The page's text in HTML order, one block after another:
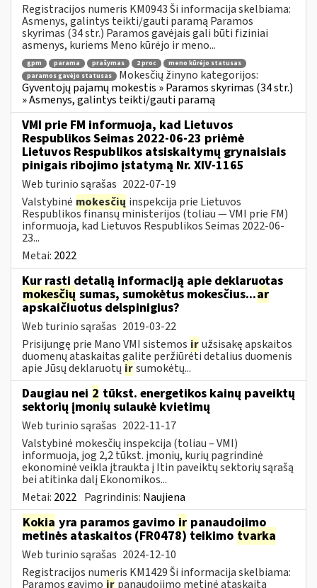
Registracijos numeris KM0943 Ši informacija skelbiama:
Asmenys, galintys teikti/gauti paramą Paramos
skyrimas (34 str.) Paramos gavėjais gali būti fiziniai
asmenys, kuriems Meno kūrėjo ir meno...
gpm parama prašymas 2 proc
meno kūrėjo statusas
paramos gavėjo statusas
Mokesčių žinyno kategorijos:
Gyventojų pajamų mokestis » Paramos skyrimas (34 str.)
» Asmenys, galintys teikti/gauti paramą
VMI prie FM informuoja, kad Lietuvos
Respublikos Seimas 2022-06-23 priėmė
Lietuvos Respublikos atsiskaitymų grynaisiais
pinigais ribojimo įstatymą Nr. XIV-1165
Web turinio sąrašas 2022-07-19
Valstybinė mokesčių inspekcija prie Lietuvos
Respublikos finansų ministerijos (toliau — VMI prie FM)
informuoja, kad Lietuvos Respublikos Seimas 2022-06-
23...
Metai: 2022
Kur rasti detalią informaciją apie deklaruotas
mokesčių sumas, sumokėtus mokesčius...ar
apskaičiuotus delspinigius?
Web turinio sąrašas 2019-03-22
Prisijungę prie Mano VMI sistemos iružsisakę apskaitos
duomenų ataskaitas galite peržiūrėti detalius duomenis
apie Jūsų deklaruotų irsumokėtų...
Daugiau nei 2 tūkst. energetikos kainų paveiktų
sektorių įmonių sulaukė kvietimų
Web turinio sąrašas 2022-11-17
Valstybinė mokesčių inspekcija (toliau – VMI)
informuoja, jog 2,2 tūkst. įmonių, kurių pagrindinė
ekonominė veikla įtraukta į Itin paveiktų sektorių sąrašą
bei atitinka dalį Ekonomikos...
Metai: 2022 Pagrindinis: Naujiena
Kokia yra paramos gavimo ir panaudojimo
metinės ataskaitos (FR0478) teikimo tvarka
Web turinio sąrašas 2024-12-10
Registracijos numeris KM1429 Ši informacija skelbiama:
Paramos gavimo ir panaudojimo metinė ataskaita